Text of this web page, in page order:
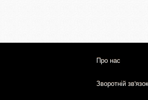
Про нас
Зворотній зв'язок